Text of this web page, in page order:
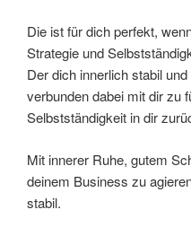
Die ist für dich perfekt,
Strategie und
Der dich innerlich stabil
verbunden dabei mit dir zu
Selbstständigkeit in dir
Mit innerer Ruhe, gutem
deinem Business zu
stabil.